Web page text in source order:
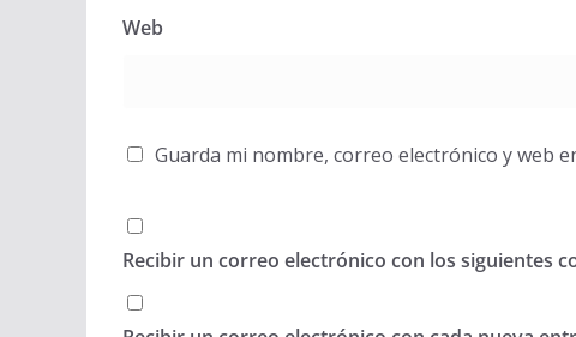
Web
Guarda mi nombre, correo electrónico y web
Recibir un correo electrónico con los siguientes